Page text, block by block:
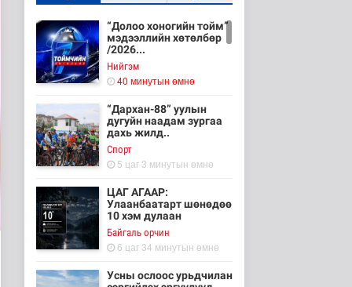
“Долоо хоногийн тойм”
мэдээллийн хөтөлбөр
/2026...
Нийгэм
40 минутын өмнө
“Дархан-88” уулын
дугуйн наадам зургаа
дахь жилд..
Cпорт
5 цаг 3 минутын өмнө
ЦАГ АГААР:
Улаанбаатарт шөнөдөө
10 хэм дулаан
Байгаль орчин
6 цаг 34 минутын өмнө
Усны ослоос урьдчилан